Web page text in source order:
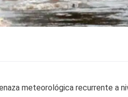
meteorológica recurrente a